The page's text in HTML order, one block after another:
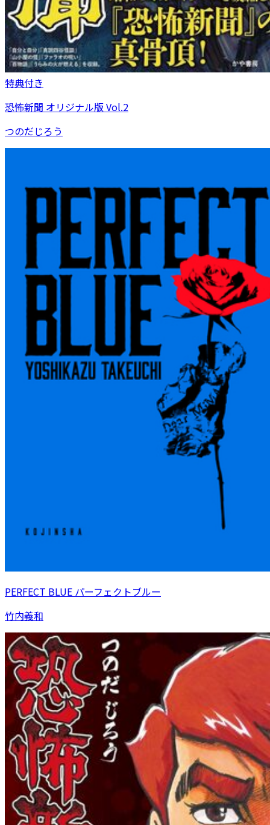
特典付き
恐怖新聞 オリジナル版 Vol.2
つのだじろう
PERFECT BLUE パーフェクトブルー
竹内義和